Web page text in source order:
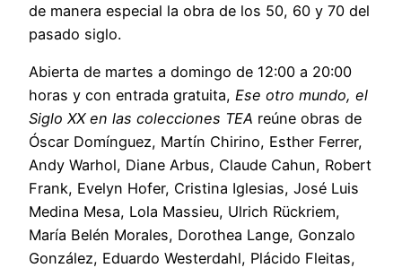
de manera especial la obra de los 50, 60 y 70 del
pasado siglo.
Abierta de martes a domingo de 12:00 a 20:00
horas y con entrada gratuita, Ese otro mundo, el
Siglo XX en las colecciones TEA reúne obras de
Óscar Domínguez, Martín Chirino, Esther Ferrer,
Andy Warhol, Diane Arbus, Claude Cahun, Robert
Frank, Evelyn Hofer, Cristina Iglesias, José Luis
Medina Mesa, Lola Massieu, Ulrich Rückriem,
María Belén Morales, Dorothea Lange, Gonzalo
González, Eduardo Westerdahl, Plácido Fleitas,